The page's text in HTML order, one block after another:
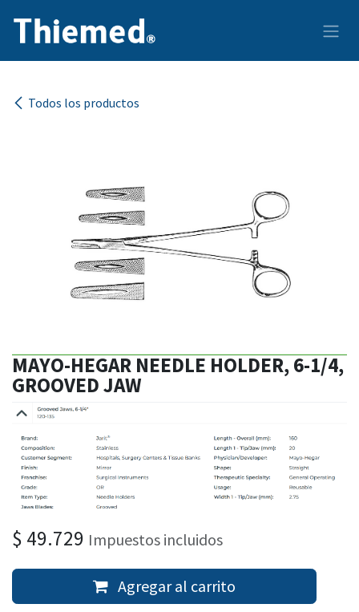
Todos los productos
MAYO-HEGAR NEEDLE HOLDER, 6-1/4,
GROOVED JAW
$ 49.729 Impuestos incluidos
Agregar al carrito